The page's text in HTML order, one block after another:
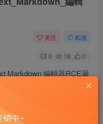
关注 私信
0 18 0
Markdown 編輯器RCE漏
執行命令。通過打開包含
文件，這可能導致遠程
销中~